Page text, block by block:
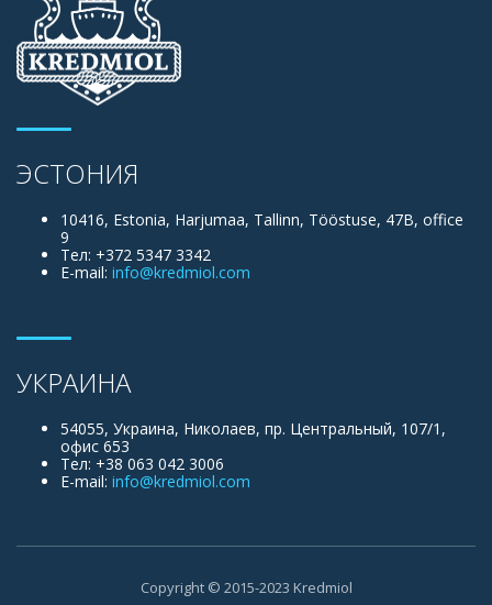
ЭСТОНИЯ
10416, Estonia, Harjumaa, Tallinn, Tööstuse, 47B, office
9
Тел: +372 5347 3342
E-mail: info@kredmiol.com
УКРАИНА
54055, Украина, Николаев, пр. Центральный, 107/1,
офис 653
Тел: +38 063 042 3006
E-mail: info@kredmiol.com
Copyright © 2015-2023 Kredmiol